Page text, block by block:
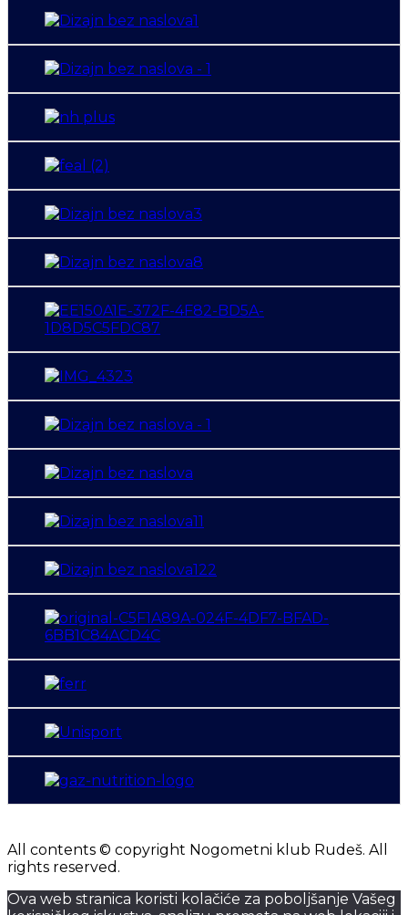
All contents © copyright Nogometni klub Rudeš. All
rights reserved.
Ova web stranica koristi kolačiće za poboljšanje Vašeg